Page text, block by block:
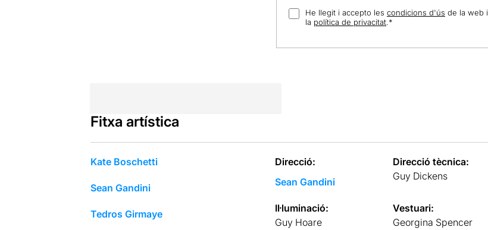
He llegit i accepto les condicions d'ús de la web i
la política de privacitat.*
Fitxa artística
Kate Boschetti
Sean Gandini
Tedros Girmaye
Direcció:
Sean Gandini
Direcció tècnica:
Guy Dickens
Il·luminació:
Guy Hoare
Vestuari:
Georgina Spencer